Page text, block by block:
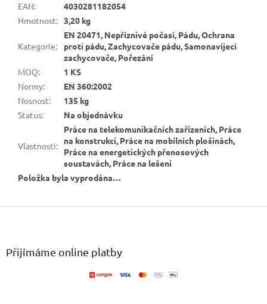
EAN:
4030281182054
Hmotnost: 3,20 kg
Kategorie:
EN 20471, Nepříznivé počasí, Pádu, Ochrana
proti pádu, Zachycovače pádu, Samonavíjecí
zachycovače, Pořezání
MOQ:
1 KS
Normy:
EN 360:2002
Nosnost:
135 kg
Status: Na objednávku
Vlastnosti:
Práce na telekomunikačních zařízeních, Práce
na konstrukci, Práce na mobilních plošinách,
Práce na energetických přenosových
soustavách, Práce na lešení
Položka byla vyprodána…
Přijímáme online platby